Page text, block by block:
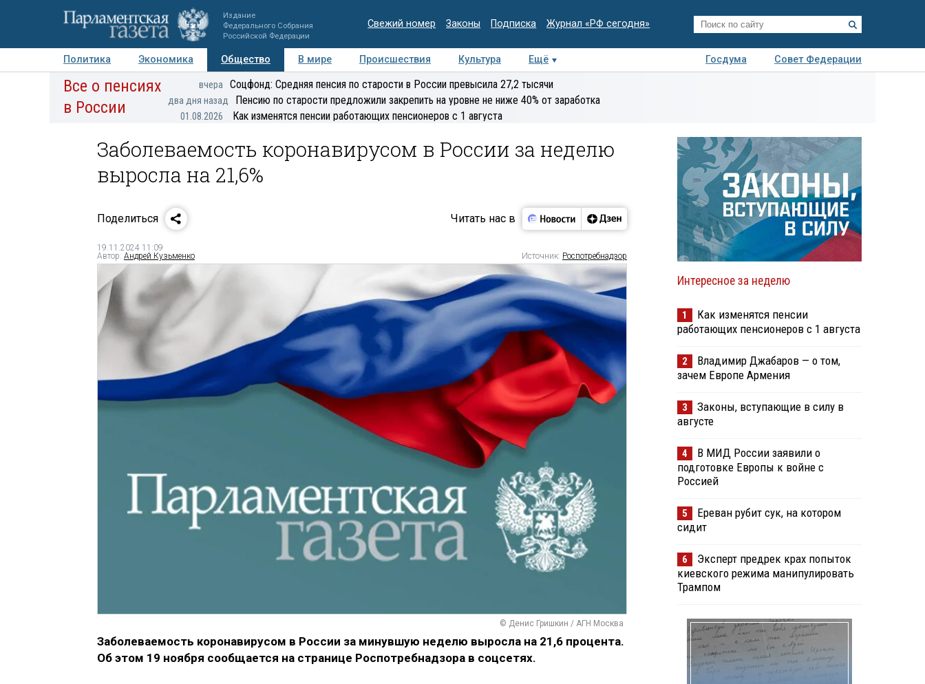
Издание
Федерального Собрания
Российской Федерации
Свежий номер Законы Подписка Журнал «РФ сегодня»
Политика Экономика Общество В мире Происшествия Культура Ещё Госдума
Совет Федерации
Авторы Персоны Мнения Регионы Медиацентр Интервью Колумнисты
экспертиза
Все о пенсиях
в России
вчера Соцфонд: Средняя пенсия по старости в России превысила 27,2 тысячи
два дня назад Пенсию по старости предложили закрепить на уровне не ниже 40% от заработка
01.08.2026 Как изменятся пенсии работающих пенсионеров с 1 августа
Заболеваемость коронавирусом в России за неделю
выросла на 21,6%
Поделиться Читать нас в
19.11.2024 11:09
Автор: Андрей Кузьменко Источник: Роспотребнадзор
© Денис Гришкин / АГН Москва
Заболеваемость коронавирусом в России за минувшую неделю выросла на 21,6 процента.
Об этом 19 ноября сообщается на странице Роспотребнадзора в соцсетях.
Интересное за неделю
1
Как изменятся пенсии
работающих пенсионеров с 1 августа
2
Владимир Джабаров — о том,
зачем Европе Армения
3
Законы, вступающие в силу в
августе
4
В МИД России заявили о
подготовке Европы к войне с
Россией
5
Ереван рубит сук, на котором
сидит
6
Эксперт предрек крах попыток
киевского режима манипулировать
Трампом